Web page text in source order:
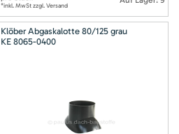
*inkl. MwSt zzgl. Versand
Klöber Abgaskalotte 80/125 grau
KE 8065-0400